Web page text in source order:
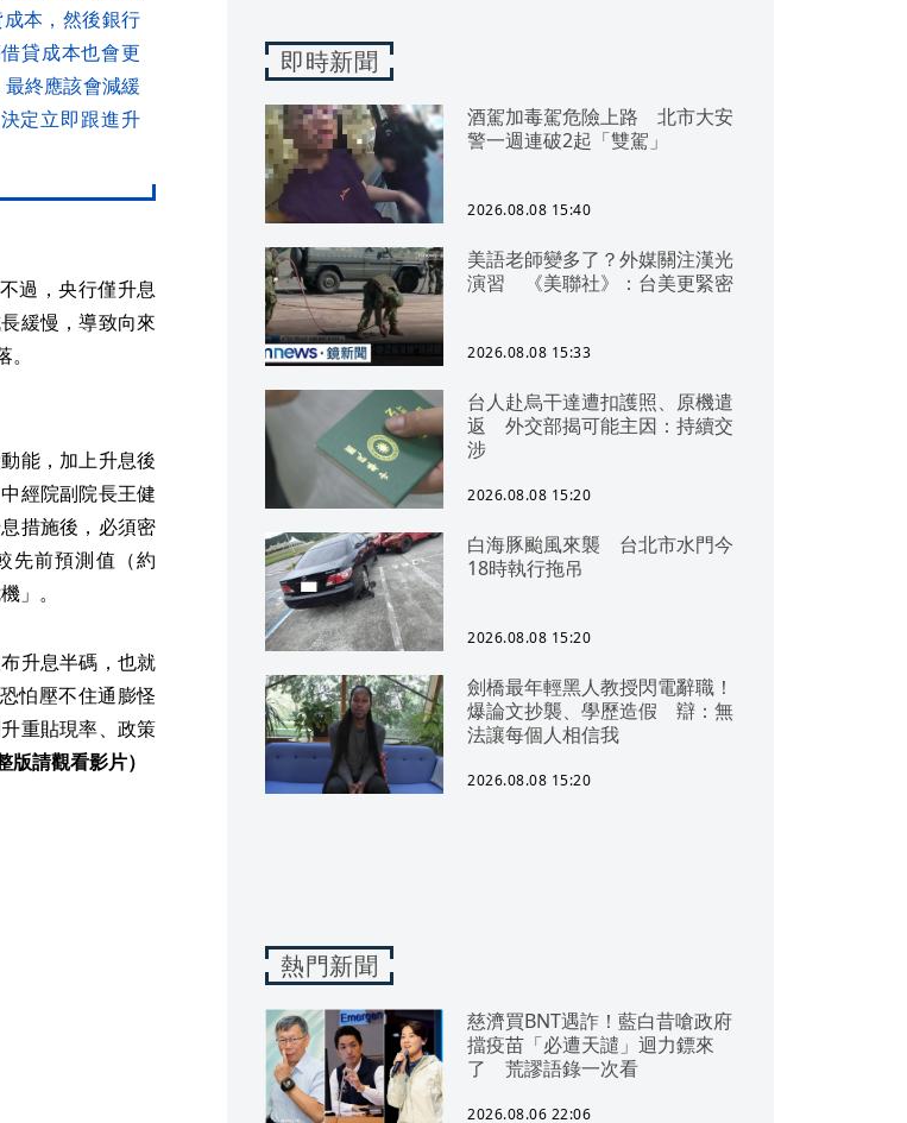
本，然後銀行
貸成本也會更
終應該會減緩
定立即跟進升
過，央行僅升息
緩慢，導致向來
能，加上升息後
經院副院長王健
措施後，必須密
先前預測值（約
」。
升息半碼，也就
怕壓不住通膨怪
重貼現率、政策
版請觀看影片）
即時新聞
酒駕加毒駕危險上路 北市大安
警一週連破2起「雙駕」
2026.08.08 15:40
美語老師變多了？外媒關注漢光
演習 《美聯社》：台美更緊密
2026.08.08 15:33
台人赴烏干達遭扣護照、原機遣
返 外交部揭可能主因：持續交
涉
2026.08.08 15:20
白海豚颱風來襲 台北市水門今
18時執行拖吊
2026.08.08 15:20
劍橋最年輕黑人教授閃電辭職！
爆論文抄襲、學歷造假 辯：無
法讓每個人相信我
2026.08.08 15:20
熱門新聞
慈濟買BNT遇詐！藍白昔嗆政府
擋疫苗「必遭天譴」迴力鏢來
了 荒謬語錄一次看
2026.08.06 22:06